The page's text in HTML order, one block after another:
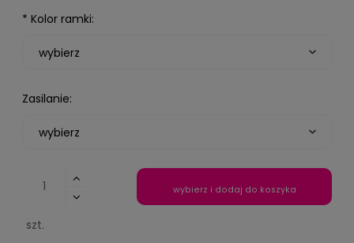
* Kolor ramki:
Zasilanie:
szt.
wybierz i dodaj do koszyka